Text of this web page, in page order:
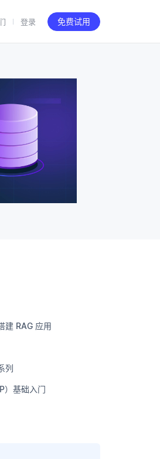
登录 免费试用
建 RAG 应用
列
）基础入门